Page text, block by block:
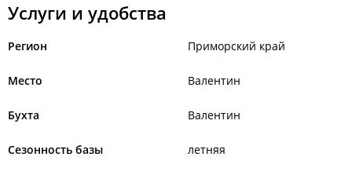
Услуги и удобства
Регион Приморский край
Место Валентин
Бухта Валентин
Сезонность базы летняя